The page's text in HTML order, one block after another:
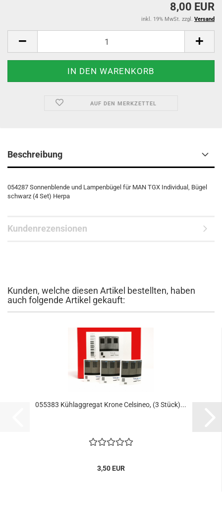
8,00 EUR
inkl. 19% MwSt. zzgl. Versand
AUF DEN MERKZETTEL
Beschreibung
054287 Sonnenblende und Lampenbügel für MAN TGX Individual, Bügel
schwarz (4 Set) Herpa
Kundenrezensionen
Kunden, welche diesen Artikel bestellten, haben
auch folgende Artikel gekauft:
055383 Kühlaggregat Krone Celsineo, (3 Stück)...
3,50 EUR